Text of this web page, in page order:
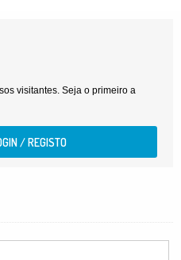
visitantes. Seja o primeiro a